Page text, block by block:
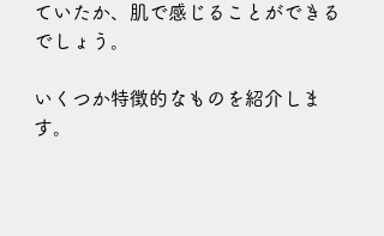
ていたか、肌で感じることができる
でしょう。
いくつか特徴的なものを紹介しま
す。